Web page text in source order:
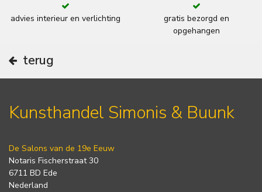
advies interieur en verlichting
gratis bezorgd en
opgehangen
terug
Kunsthandel Simonis & Buunk
De Salons van de 19e Eeuw
Notaris Fischerstraat 30
6711 BD Ede
Nederland